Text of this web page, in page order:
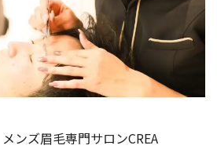
メンズ眉毛専門サロンCREA